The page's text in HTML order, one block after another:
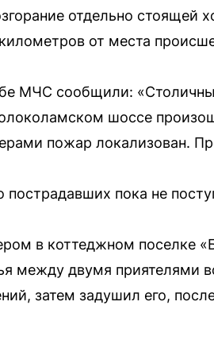
отдельно стоящей
от места
МЧС сообщили:
шоссе
пожар локализован.
пока не
в коттеджном поселке
между двумя приятелями
затем задушил его,